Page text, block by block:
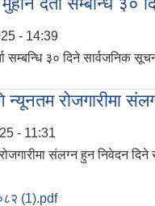
- 14:39
सम्बन्धि ३० दिने सार्वजनिक
रोजगारीमा
- 11:31
संलग्न हुन निवेदन दिने
(1).pdf